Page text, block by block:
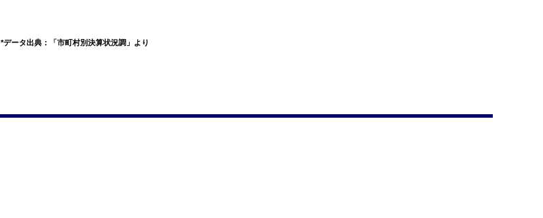
*データ出典：「市町村別決算状況調」より